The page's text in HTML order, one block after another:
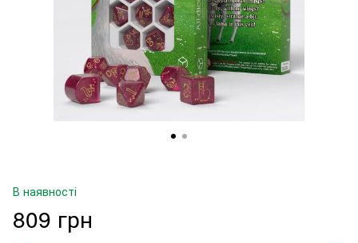
В наявності
809 грн